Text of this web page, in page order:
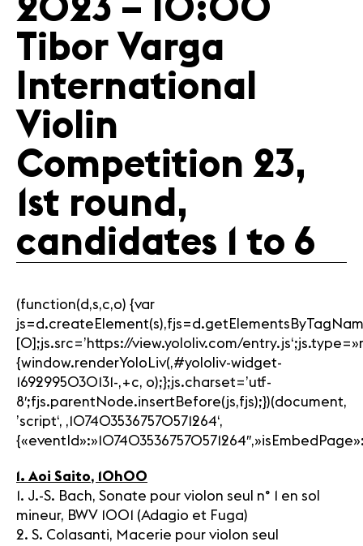
2023 – 10:00
Tibor Varga
International
Violin
Competition 23,
1st round,
candidates 1 to 6
(function(d,s,c,o) {var
[0];js.src=’https://view.yololiv.com/
{window.renderYoloLiv(‚#yololiv-widget-
1692995030131-‚+c, o);};js.charset=’utf-
8′;fjs.parentNode.insertBefore(js,fjs);})(document,
’script‘, ‚1074035367570571264‘,
1. Aoi Saito, 10h00
1. J.-S. Bach, Sonate pour violon seul n° 1 en sol
mineur, BWV 1001 (Adagio et Fuga)
2. S. Colasanti, Macerie pour violon seul